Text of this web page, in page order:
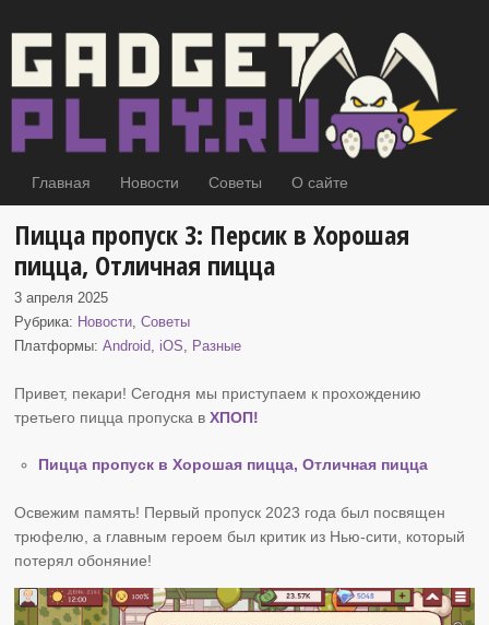
Главная Новости Советы О сайте
Пицца пропуск 3: Персик в Хорошая
пицца, Отличная пицца
3 апреля 2025
Рубрика: Новости,Советы
Платформы:Android, iOS, Разные
Привет, пекари! Сегодня мы приступаем к прохождению
третьего пицца пропуска вХПОП!
Пицца пропуск в Хорошая пицца, Отличная пицца
Освежим память! Первый пропуск 2023 года был посвящен
трюфелю, а главным героем был критик из Нью-сити, который
потерял обоняние!